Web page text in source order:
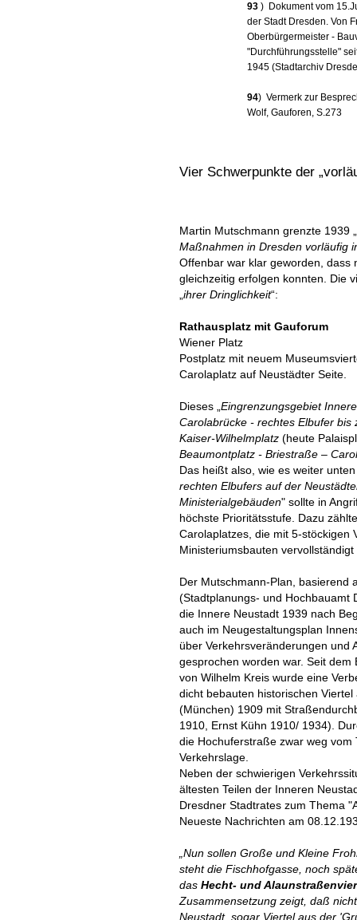
93) Dokument vom
der Stadt Dresden. Von
Oberbürgermeister -
"Durchführungsstelle"
1945 (Stadtarchiv
94) Vermerk zur
Wolf, Gauforen, S.273
Vier Schwerpunkte der
Martin Mutschmann grenzte 1939 „
Maßnahmen in Dresden vorläufig
Offenbar war klar geworden, dass
gleichzeitig erfolgen konnten. Die
ihrer Dringlichkeit“:
Rathausplatz mit Gauforum
Wiener Platz
Postplatz mit neuem
Carolaplatz auf Neustädter Seite.
Dieses „ Eingrenzungsgebiet
Carolabrücke - rechtes Elbufer
Kaiser-Wilhelmplatz(heute
Beaumontplatz - Briestraße –
Das heißt also, wie es weiter
rechten Elbufers auf der
Ministerialgebäuden" sollte in
höchste Prioritätsstufe. Dazu
Carolaplatzes, die mit 5-stöckigen
Ministeriumsbauten
Der Mutschmann-Plan, basierend
(Stadtplanungs- und Hochbauamt
die Innere Neustadt 1939 nach
auch im Neugestaltungsplan
über Verkehrsveränderungen und
gesprochen worden war. Seit
von Wilhelm Kreis wurde eine
dicht bebauten historischen
(München) 1909 mit
1910, Ernst Kühn 1910/ 1934).
die Hochuferstraße zwar weg
Verkehrslage.
Neben der schwierigen
ältesten Teilen der Inneren
Dresdner Stadtrates zum Thema
Neueste Nachrichten am
„Nun sollen Große und Kleine
steht die Fischhofgasse, noch
das Hecht- und
Zusammensetzung zeigt, daß
Neustadt, sogar Viertel aus der